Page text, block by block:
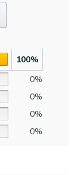
100%
0%
0%
0%
0%